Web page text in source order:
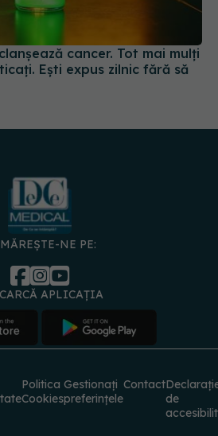
cancer. Tot mai mulți
Ești expus zilnic fără să
NE PE:
APLICAȚIA
Politica
Cookies
Gestionați
preferințele
Contact
de